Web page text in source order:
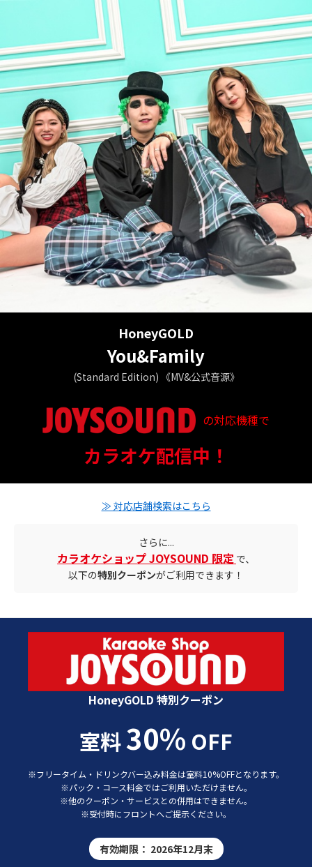
HoneyGOLD
You&Family
(Standard Edition) 《MV&公式音源》
の対応機種で
配信ステータスカラオケ配信中！
対応店舗とクーポン情報
≫ 対応店舗検索はこちら
さらに...
カラオケショップ JOYSOUND 限定 で、
以下の特別クーポンがご利用できます！
カラオケショップ JOYSOUND 特別クーポン
HoneyGOLD 特別クーポン
室料30% OFF
※フリータイム・ドリンクバー込み料金は室料10%OFFとなります。
※パック・コース料金ではご利用いただけません。
※他のクーポン・サービスとの併用はできません。
※受付時にフロントへご提示ください。
有効期限： 2026年12月末